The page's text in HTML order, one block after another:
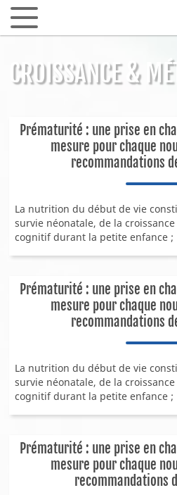
ARTICLES SCIENTIFIQUES
Les 1000 premiers jours
Allaitement & Lait maternel
Microbiote intestinal & biotiques
Allergies et intolérances
Fer & santé infantile
Croissance & métabolisme
EN PRATIQUE
Outils pratiques Docteur-Parents
Etudes de cas
Testez vos connaissances
Téléconsultation
ÉVÉNEMENTS
Événements internationaux
CROISSANCE &
Prématurité : une prise en
mesure pour chaque
recommandations
La nutrition du début de vie
survie néonatale, de la
cognitif durant la petite enfance ;
Prématurité : une prise en
mesure pour chaque
recommandations
La nutrition du début de vie
survie néonatale, de la
cognitif durant la petite enfance ;
Prématurité : une prise en
mesure pour chaque
recommandations